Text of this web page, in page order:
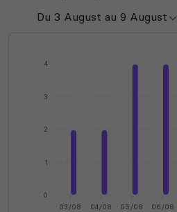
0
1
2
3
4
03/08 04/08 05/08 06/08